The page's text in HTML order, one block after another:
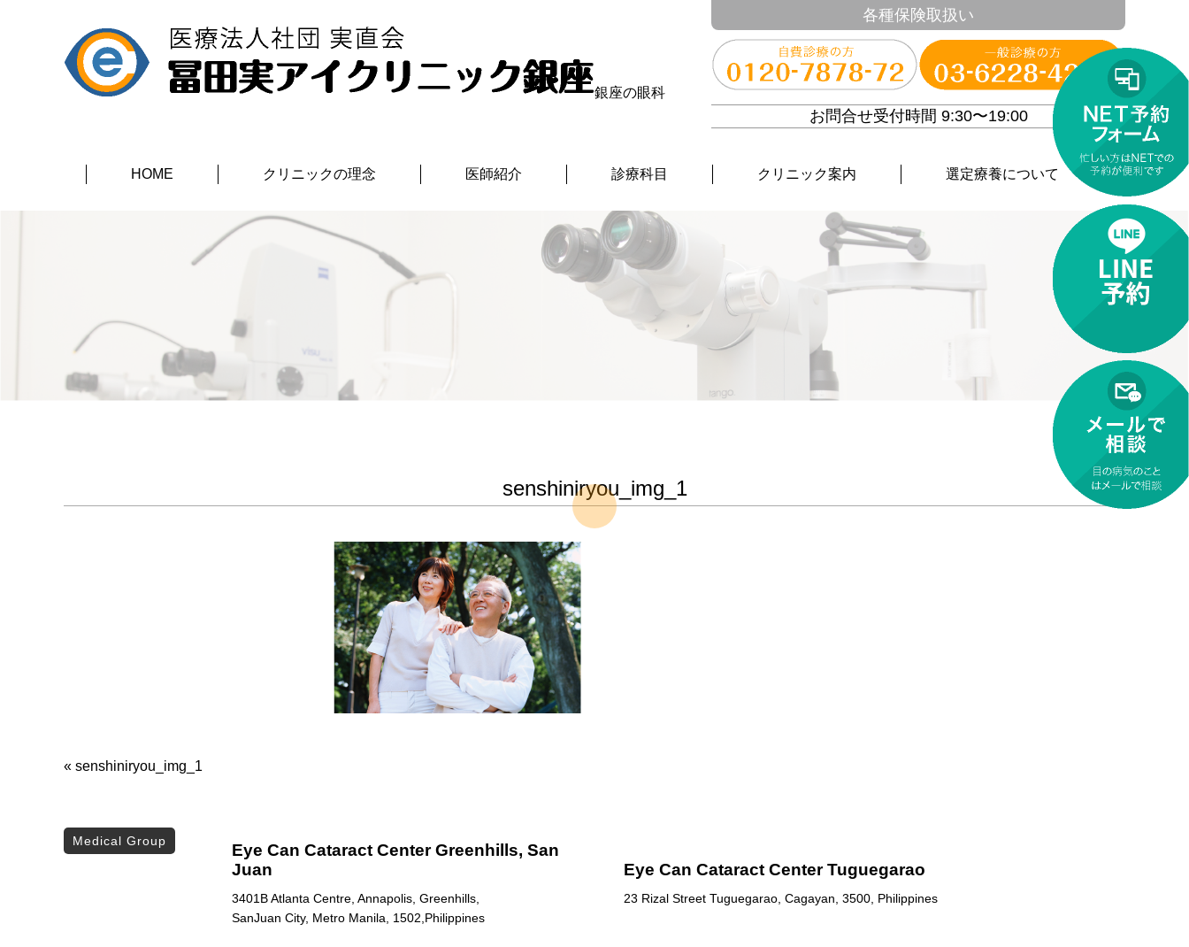
銀座の眼科
各種保険取扱い
お問合せ受付時間 9:30〜19:00
HOME クリニックの理念 医師紹介 診療科目 クリニック案内 選定療養について
senshiniryou_img_1
« senshiniryou_img_1
Medical Group
Eye Can Cataract Center Greenhills, San
Juan
3401B Atlanta Centre, Annapolis, Greenhills,
SanJuan City, Metro Manila, 1502,Philippines
Eye Can Cataract Center Tuguegarao
23 Rizal Street Tuguegarao, Cagayan, 3500, Philippines